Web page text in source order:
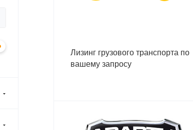
Лизинг грузового транспорта по
вашему запросу